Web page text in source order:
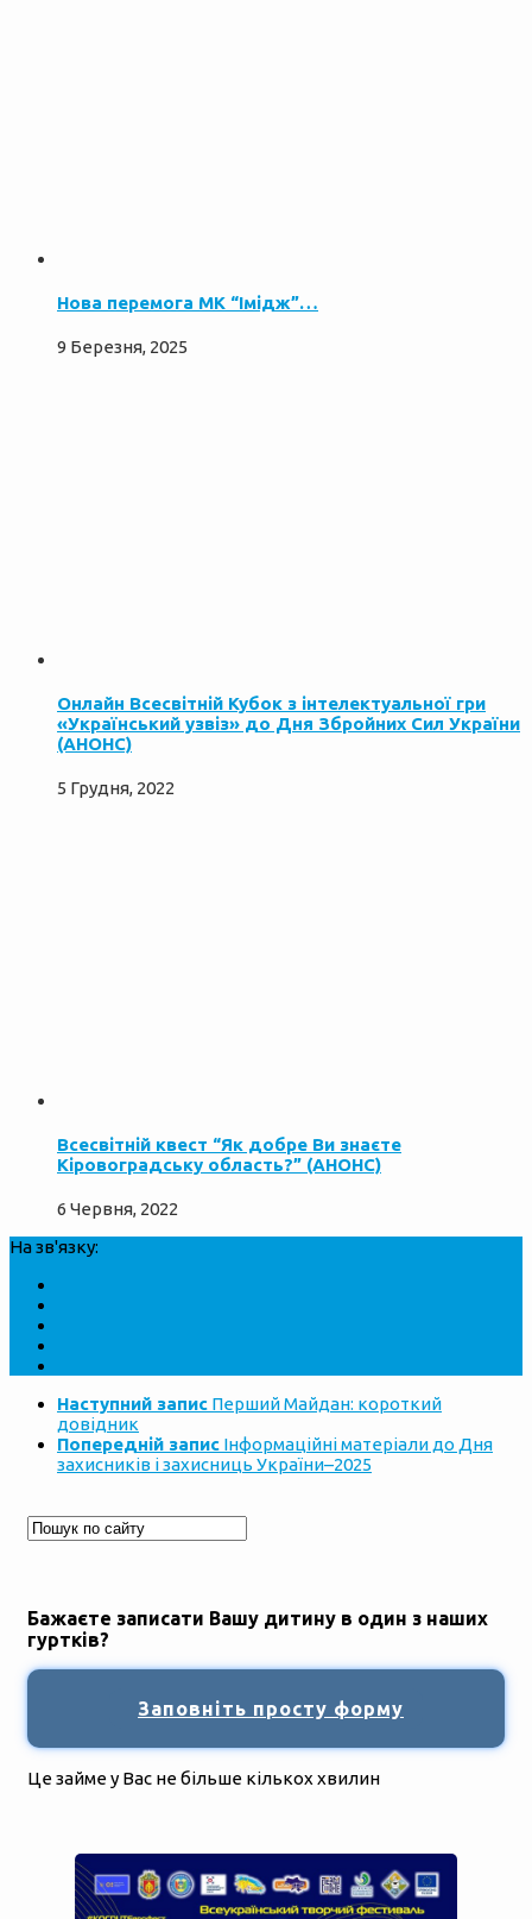
Нова перемога МК “Імідж”…
9 Березня, 2025
Онлайн Всесвітній Кубок з інтелектуальної гри
«Український узвіз» до Дня Збройних Сил України
(АНОНС)
5 Грудня, 2022
Всесвітній квест “Як добре Ви знаєте
Кіровоградську область?” (АНОНС)
6 Червня, 2022
На зв'язку:
Наступний запис Перший Майдан: короткий
довідник
Попередній запис Інформаційні матеріали до Дня
захисників і захисниць України–2025
Бажаєте записати Вашу дитину в один з наших
гуртків?
Заповніть просту форму
Це займе у Вас не більше кількох хвилин